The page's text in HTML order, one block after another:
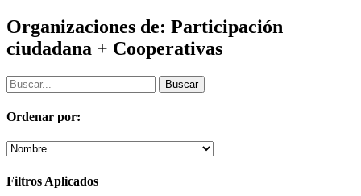
Organizaciones de: Participación
ciudadana + Cooperativas
Ordenar por:
Filtros Aplicados